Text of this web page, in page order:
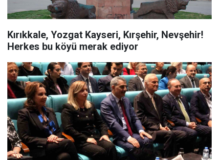
Kırıkkale, Yozgat Kayseri, Kırşehir, Nevşehir!
Herkes bu köyü merak ediyor